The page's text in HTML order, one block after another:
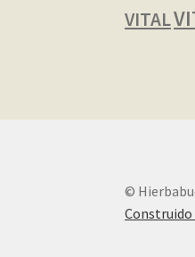
VITAL
©
Construido